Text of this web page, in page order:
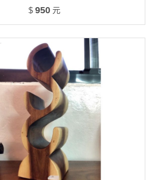
$ 950元